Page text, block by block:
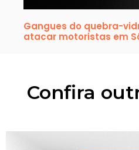
Gangues do quebra-
atacar motoristas em
Confira